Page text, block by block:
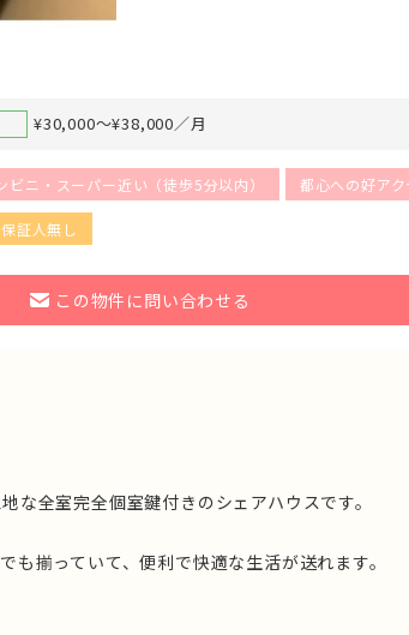
¥30,000～¥38,000／月
ビニ・スーパー近い（徒歩5分以内） 都心への好アク
保証人無し
この物件に問い合わせる
な全室完全個室鍵付きのシェアハウスです。
揃っていて、便利で快適な生活が送れます。